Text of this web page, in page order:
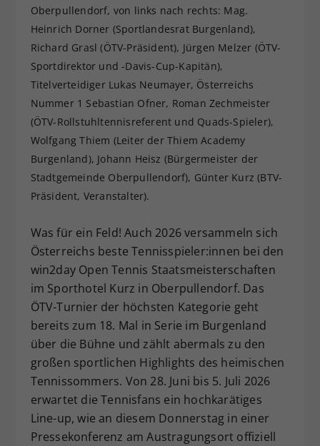
Oberpullendorf, von links nach rechts: Mag.
Heinrich Dorner (Sportlandesrat Burgenland),
Richard Grasl (ÖTV-Präsident), Jürgen Melzer (ÖTV-
Sportdirektor und -Davis-Cup-Kapitän),
Titelverteidiger Lukas Neumayer, Österreichs
Nummer 1 Sebastian Ofner, Roman Zechmeister
(ÖTV-Rollstuhltennisreferent und Quads-Spieler),
Wolfgang Thiem (Leiter der Thiem Academy
Burgenland), Johann Heisz (Bürgermeister der
Stadtgemeinde Oberpullendorf), Günter Kurz (BTV-
Präsident, Veranstalter).
Was für ein Feld! Auch 2026 versammeln sich
Österreichs beste Tennisspieler:innen bei den
win2day Open Tennis Staatsmeisterschaften
im Sporthotel Kurz in Oberpullendorf. Das
ÖTV-Turnier der höchsten Kategorie geht
bereits zum 18. Mal in Serie im Burgenland
über die Bühne und zählt abermals zu den
großen sportlichen Highlights des heimischen
Tennissommers. Von 28. Juni bis 5. Juli 2026
erwartet die Tennisfans ein hochkarätiges
Line-up, wie an diesem Donnerstag in einer
Pressekonferenz am Austragungsort offiziell
Zweck
Dieser Wert speichert Ihre Consent-
Einstellungen. Unter anderem eine
zufällig generierte ID, für die
historische Speicherung Ihrer
vorgenommen Einstellungen, falls der
hat.